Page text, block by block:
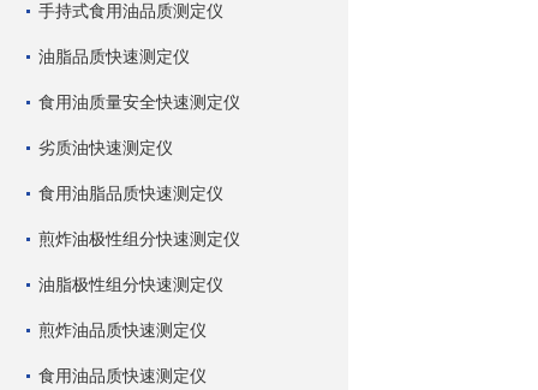
手持式食用油品质测定仪
油脂品质快速测定仪
食用油质量安全快速测定仪
劣质油快速测定仪
食用油脂品质快速测定仪
煎炸油极性组分快速测定仪
油脂极性组分快速测定仪
煎炸油品质快速测定仪
食用油品质快速测定仪